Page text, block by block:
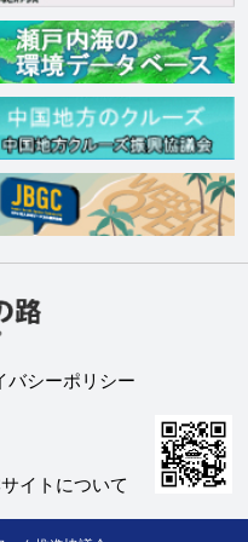
バシーポリシー
イトについて